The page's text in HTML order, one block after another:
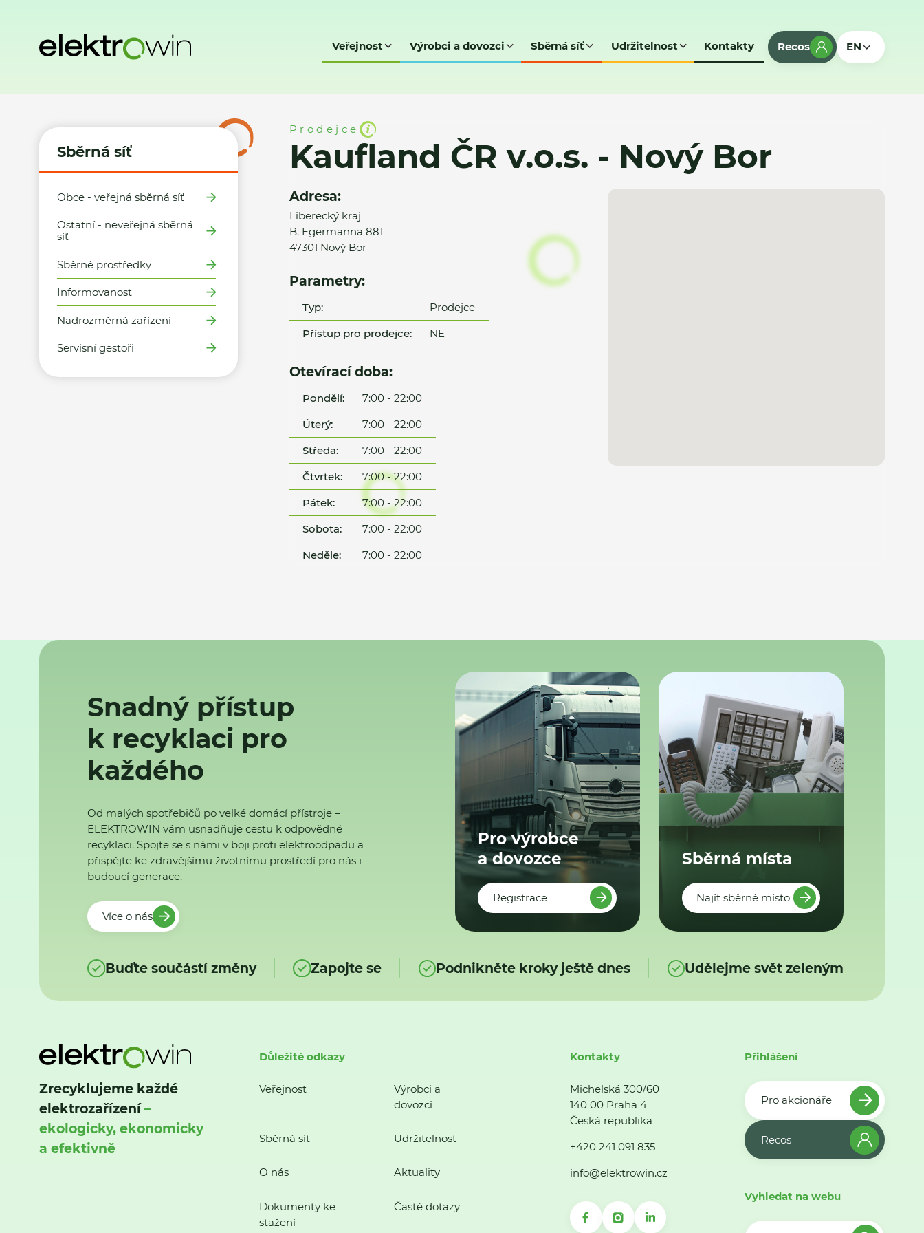
Veřejnost Výrobci a dovozci Sběrná síť Udržitelnost Kontakty Recos EN
Sběrná síť
Obce - veřejná sběrná síť
Ostatní - neveřejná sběrná
síť
Sběrné prostředky
Informovanost
Nadrozměrná zařízení
Servisní gestoři
Prodejce
Kaufland ČR v.o.s. - Nový Bor
Adresa:
Liberecký kraj
B. Egermanna 881
47301 Nový Bor
Parametry:
Typ:
Prodejce
Přístup pro prodejce:
NE
Otevírací doba:
Pondělí:
7:00 - 22:00
Úterý:
7:00 - 22:00
Středa:
7:00 - 22:00
Čtvrtek:
7:00 - 22:00
Pátek:
7:00 - 22:00
Sobota:
7:00 - 22:00
Neděle:
7:00 - 22:00
Snadný přístup
k recyklaci pro
každého
Od malých spotřebičů po velké domácí přístroje –
ELEKTROWIN vám usnadňuje cestu k odpovědné
recyklaci. Spojte se s námi v boji proti elektroodpadu a
přispějte ke zdravějšímu životnímu prostředí pro nás i
budoucí generace.
Více o nás
Pro výrobce
a dovozce
Registrace
Sběrná místa
Najít sběrné místo
Buďte součástí změny Zapojte se Podnikněte kroky ještě dnes Udělejme svět zeleným
Zrecyklujeme každé
elektrozařízení–
ekologicky, ekonomicky
a efektivně
Důležité odkazy
Veřejnost
Výrobci a
dovozci
Sběrná síť Udržitelnost
O nás Aktuality
Dokumenty ke
stažení
Časté dotazy
Kontakty
Michelská 300/60
140 00 Praha 4
Česká republika
+420 241 091 835
info@elektrowin.cz
Přihlášení
Pro akcionáře
Recos
Vyhledat na webu